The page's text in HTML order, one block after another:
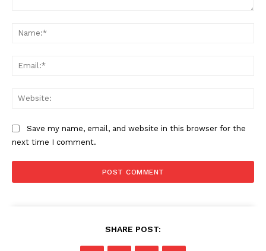
Save my name, email, and website in this browser for the
next time I comment.
SHARE POST: